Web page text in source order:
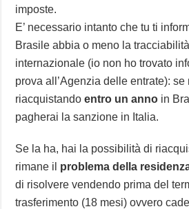
imposte.
E’ necessario intanto che tu ti
Brasile abbia o meno la
internazionale (io non ho trovato
prova all’Agenzia delle entrate):
riacquistando entro un anno in
pagherai la sanzione in Italia.
Se la ha, hai la possibilità di
rimane il problema della
di risolvere vendendo prima del
trasferimento (18 mesi) ovvero